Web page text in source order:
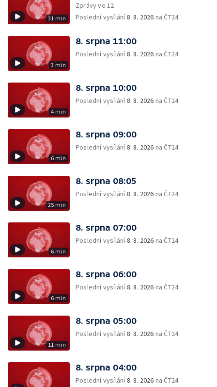
31 min
Zprávy ve 12
Poslední vysílání8. 8. 2026 na ČT24
3 min
8. srpna 11:00
Poslední vysílání8. 8. 2026 na ČT24
4 min
8. srpna 10:00
Poslední vysílání8. 8. 2026 na ČT24
6 min
8. srpna 09:00
Poslední vysílání8. 8. 2026 na ČT24
25 min
8. srpna 08:05
Poslední vysílání8. 8. 2026 na ČT24
6 min
8. srpna 07:00
Poslední vysílání8. 8. 2026 na ČT24
6 min
8. srpna 06:00
Poslední vysílání8. 8. 2026 na ČT24
11 min
8. srpna 05:00
Poslední vysílání8. 8. 2026 na ČT24
8. srpna 04:00
Poslední vysílání8. 8. 2026 na ČT24